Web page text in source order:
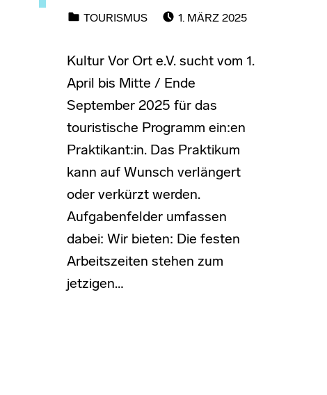
TOURISMUS
1. MÄRZ 2025
Kultur Vor Ort e.V. sucht vom 1.
April bis Mitte / Ende
September 2025 für das
touristische Programm ein:en
Praktikant:in. Das Praktikum
kann auf Wunsch verlängert
oder verkürzt werden.
Aufgabenfelder umfassen
dabei: Wir bieten: Die festen
Arbeitszeiten stehen zum
jetzigen…